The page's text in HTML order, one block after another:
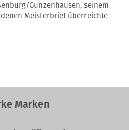
Gunzenhausen, seinem
Meisterbrief überreichte
Marken